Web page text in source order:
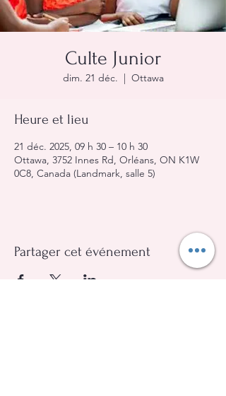
Culte Junior
dim. 21 déc.
  |
Ottawa
Heure et lieu
21 déc. 2025, 09 h 30 – 10 h 30
Ottawa, 3752 Innes Rd, Orléans, ON K1W
0C8, Canada (Landmark, salle 5)
Partager cet événement